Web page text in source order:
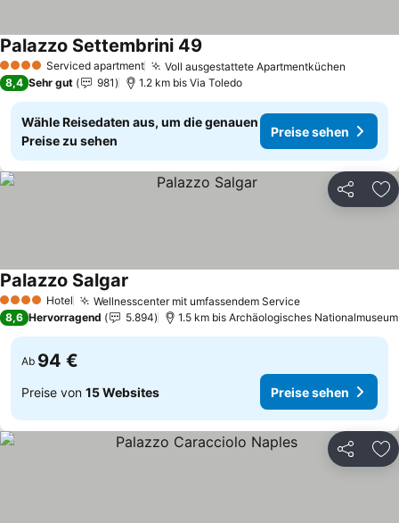
4 Sterne Serviced apartment Voll ausgestattete Apartmentküchen
Palazzo Settembrini 49
8,4 Sehr gut 981 1.2 km bis Via Toledo
Wähle Reisedaten aus, um die genauen
Preise zu sehen
Preise sehen
Teilen
4 Sterne Hotel Wellnesscenter mit umfassendem Service
Palazzo Salgar
8,6 Hervorragend 5.894 1.5 km bis Archäologisches Nationalmuseum
Ab 94 €
Preise von 15 Websites Preise sehen
Teilen